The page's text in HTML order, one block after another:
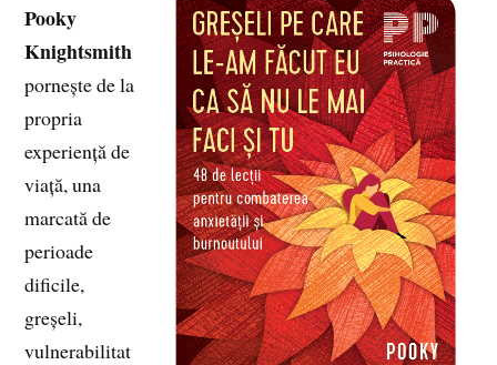
Pooky
Knightsmith
pornește de la
propria
experiență de
viață, una
marcată de
perioade
dificile,
greșeli,
vulnerabilitat